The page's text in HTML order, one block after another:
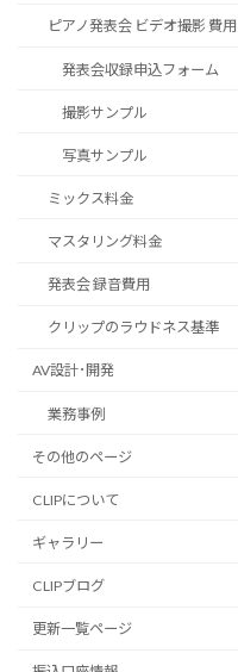
ピアノ発表会 ビデオ撮影 費用
発表会収録申込フォーム
撮影サンプル
写真サンプル
ミックス料金
マスタリング料金
発表会 録音費用
クリップのラウドネス基準
AV設計･開発
業務事例
その他のページ
CLIPについて
ギャラリー
CLIPブログ
更新一覧ページ